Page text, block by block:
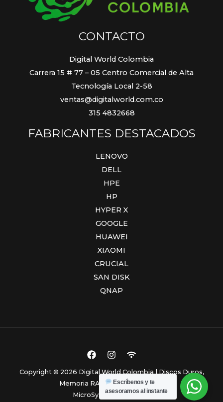
CONTACTO
Digital World Colombia
Carrera 15 # 77 – 05 Centro Comercial de Alta
Tecnología Local 2-58
ventas@digitalworld.com.co
315 4832668
FABRICANTES DESTACADOS
LENOVO
DELL
HPE
HP
HYPER X
GOOGLE
HUAWEI
XIAOMI
CRUCIAL
SAN DISK
QNAP
Copyright © 2026 Digital World Colombia | Discos Duros,
Memoria RAM y Computadores.
MicroSystem Colombia.
Escríbenos y te
asesoramos al instante